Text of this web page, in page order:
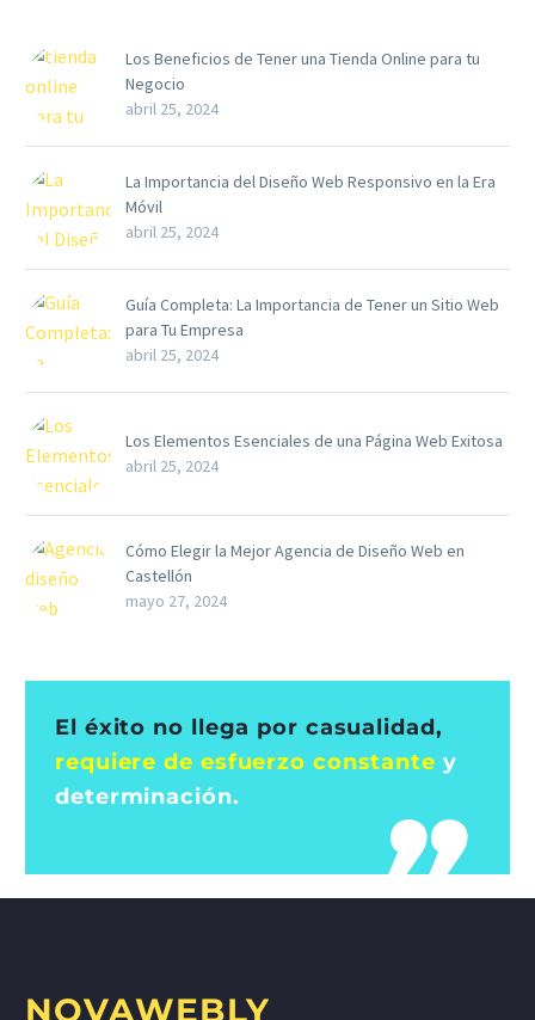
Los Beneficios de Tener una Tienda Online para tu
Negocio
abril 25, 2024
La Importancia del Diseño Web Responsivo en la Era
Móvil
abril 25, 2024
Guía Completa: La Importancia de Tener un Sitio Web
para Tu Empresa
abril 25, 2024
Los Elementos Esenciales de una Página Web Exitosa
abril 25, 2024
Cómo Elegir la Mejor Agencia de Diseño Web en
Castellón
mayo 27, 2024
El éxito no llega por casualidad,
requiere de esfuerzo constante y
determinación.

NOVAWEBLY